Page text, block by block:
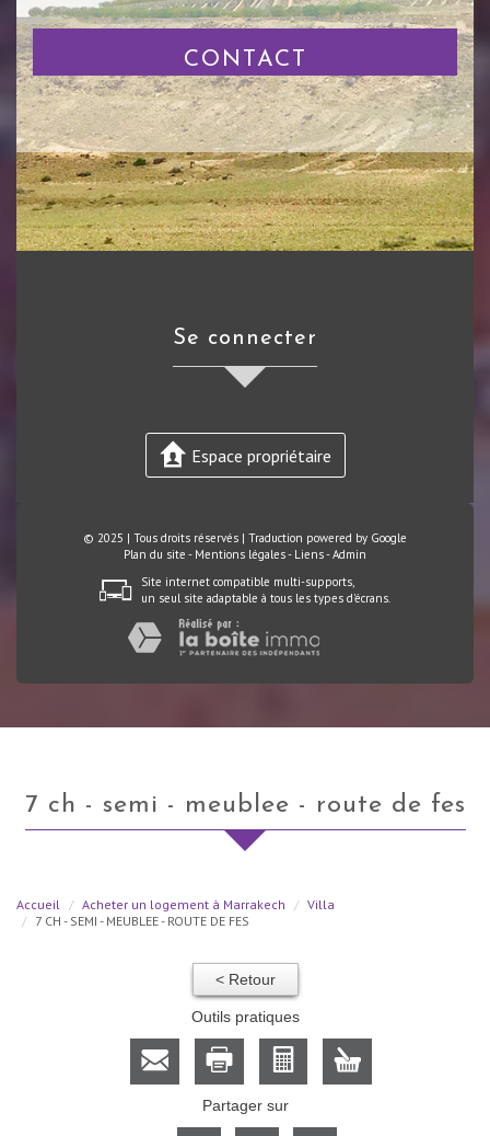
CONTACT
se connecter
Espace propriétaire
© 2025 | Tous droits réservés | Traduction powered by Google
Plan du site - Mentions légales- Liens-Admin
Site internet compatible multi-supports,
un seul site adaptable à tous les types d'écrans.
7 ch - semi - meublee - route de fes
Accueil Acheter un logement à Marrakech
Villa
7 CH - SEMI - MEUBLEE - ROUTE DE FES
< Retour
Outils pratiques
Partager sur